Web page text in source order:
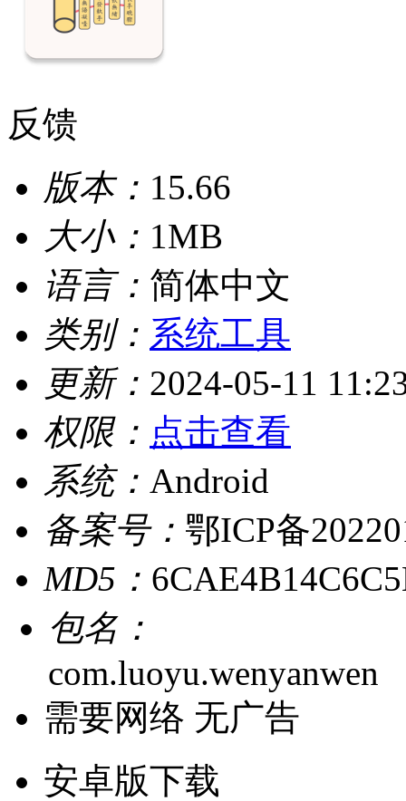
反馈
版本： 15.66
大小： 1MB
语言： 简体中文
类别： 系统工具
更新： 2024-05-11
权限： 点击查看
系统： Android
备案号： 鄂ICP备
MD5：
包名：
com.luoyu.wenyanwen
需要网络 无广告
安卓版下载